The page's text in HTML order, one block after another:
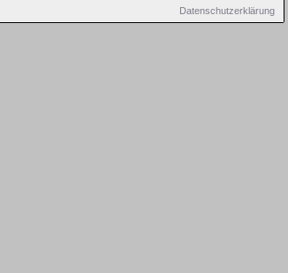
Datenschutzerklärung